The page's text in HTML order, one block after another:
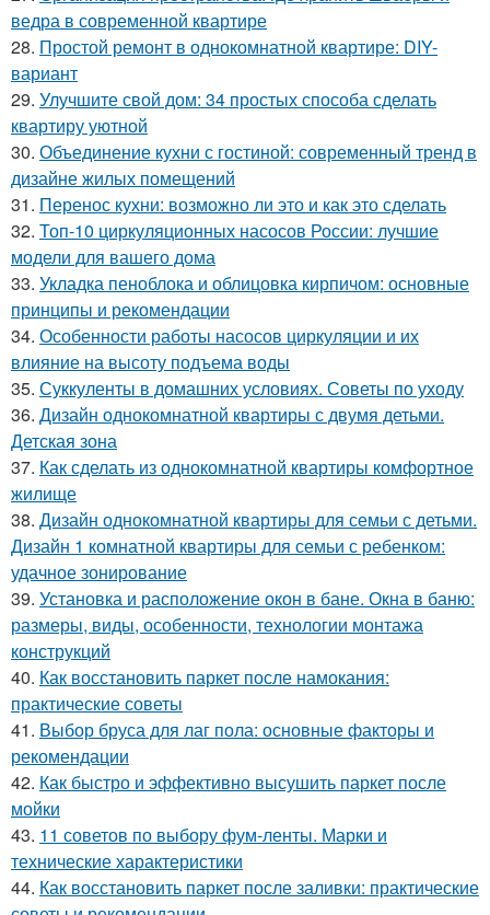
ведра в современной квартире
28. Простой ремонт в однокомнатной квартире: DIY-
вариант
29. Улучшите свой дом: 34 простых способа сделать
квартиру уютной
30. Объединение кухни с гостиной: современный тренд в
дизайне жилых помещений
31. Перенос кухни: возможно ли это и как это сделать
32. Топ-10 циркуляционных насосов России: лучшие
модели для вашего дома
33. Укладка пеноблока и облицовка кирпичом: основные
принципы и рекомендации
34. Особенности работы насосов циркуляции и их
влияние на высоту подъема воды
35. Суккуленты в домашних условиях. Советы по уходу
36. Дизайн однокомнатной квартиры с двумя детьми.
Детская зона
37. Как сделать из однокомнатной квартиры комфортное
жилище
38. Дизайн однокомнатной квартиры для семьи с детьми.
Дизайн 1 комнатной квартиры для семьи с ребенком:
удачное зонирование
39. Установка и расположение окон в бане. Окна в баню:
размеры, виды, особенности, технологии монтажа
конструкций
40. Как восстановить паркет после намокания:
практические советы
41. Выбор бруса для лаг пола: основные факторы и
рекомендации
42. Как быстро и эффективно высушить паркет после
мойки
43. 11 советов по выбору фум-ленты. Марки и
технические характеристики
44. Как восстановить паркет после заливки: практические